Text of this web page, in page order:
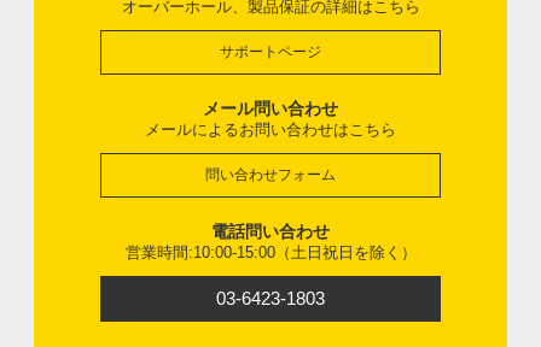
オーバーホール、製品保証の詳細はこちら
サポートページ
メール問い合わせ
メールによるお問い合わせはこちら
問い合わせフォーム
電話問い合わせ
営業時間:10:00-15:00（土日祝日を除く）
03-6423-1803